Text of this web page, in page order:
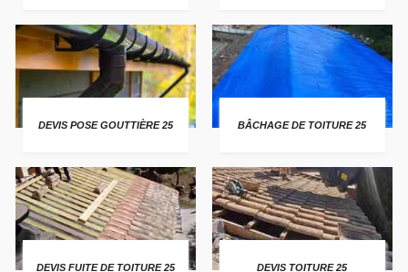
DEVIS POSE GOUTTIÈRE 25 BÂCHAGE DE TOITURE 25
DEVIS FUITE DE TOITURE 25 DEVIS TOITURE 25